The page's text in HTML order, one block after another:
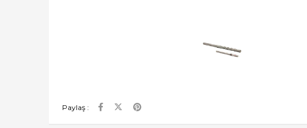
Paylaş :